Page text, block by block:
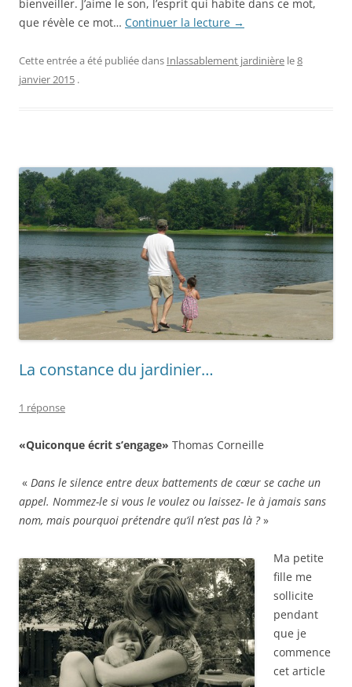
bienveiller. J’aime le son, l’esprit qui habite dans ce mot,
que révèle ce mot… Continuer la lecture →
Cette entrée a été publiée dans Inlassablement jardinière le8
janvier 2015 .
La constance du jardinier…
1 réponse
«Quiconque écrit s’engage» Thomas Corneille
« Dans le silence entre deux battements de cœur se cache un
appel. Nommez-le si vous le voulez ou laissez- le à jamais sans
nom, mais pourquoi prétendre qu’il n’est pas là ?»
Ma petite
fille me
sollicite
pendant
que je
commence
cet article